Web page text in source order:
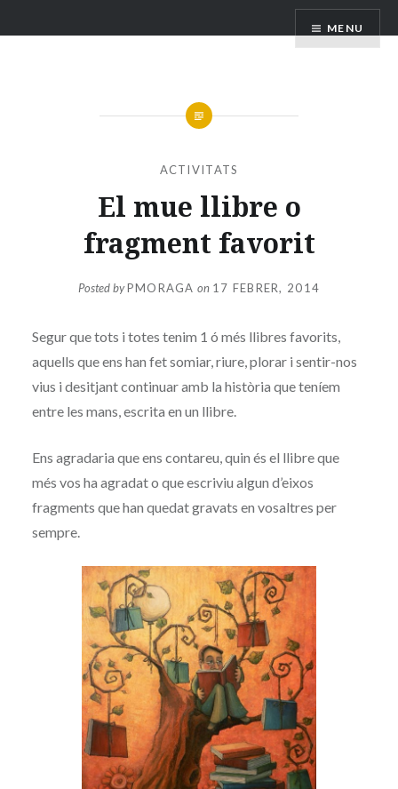
to Club Lectura Secundaria MENU
ACTIVITATS
El mue llibre o
fragment favorit
Posted byPMORAGA on 17 FEBRER, 2014
Segur que tots i totes tenim 1 ó més llibres favorits,
aquells que ens han fet somiar, riure, plorar i sentir-nos
vius i desitjant continuar amb la història que teníem
entre les mans, escrita en un llibre.
Ens agradaria que ens contareu, quin és el llibre que
més vos ha agradat o que escriviu algun d’eixos
fragments que han quedat gravats en vosaltres per
sempre.